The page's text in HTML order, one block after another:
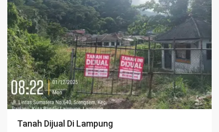
Tanah Dijual Di Lampung